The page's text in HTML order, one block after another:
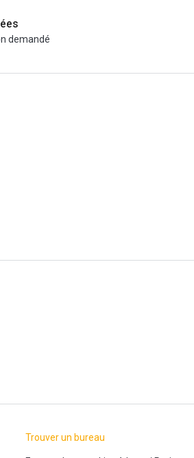
demandé
Trouver un bureau